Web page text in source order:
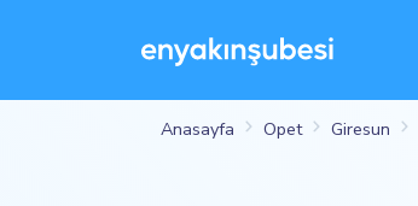
Anasayfa Opet Giresun